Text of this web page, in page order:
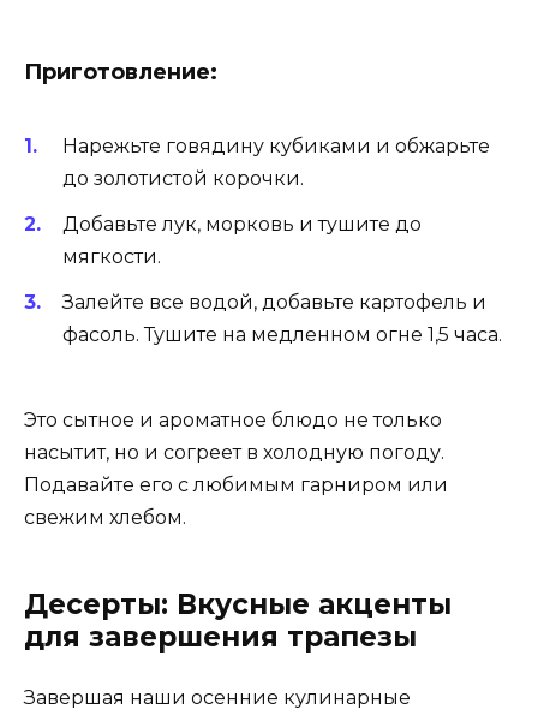
Приготовление:
Нарежьте говядину кубиками и обжарьте
до золотистой корочки.
Добавьте лук, морковь и тушите до
мягкости.
Залейте все водой, добавьте картофель и
фасоль. Тушите на медленном огне 1,5 часа.
Это сытное и ароматное блюдо не только
насытит, но и согреет в холодную погоду.
Подавайте его с любимым гарниром или
свежим хлебом.
Десерты: Вкусные акценты
для завершения трапезы
Завершая наши осенние кулинарные